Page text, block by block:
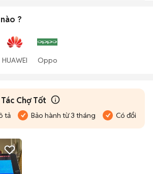
nào ?
HUAWEI Oppo
Chợ Tốt
tả Bảo hành từ 3 tháng Có đổi trả